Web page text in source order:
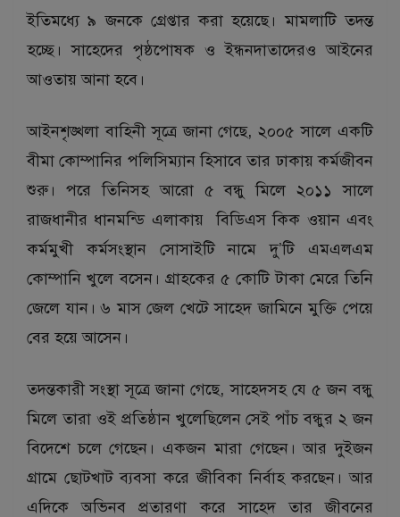
ইতিমধ্যে ৯ জনকে গ্রেপ্তার করা হয়েছে। মামলাটি তদন্ত
হচ্ছে। সাহেদের পৃষ্ঠপোষক ও ইন্ধনদাতাদেরও আইনের
আওতায় আনা হবে।
আইনশৃঙ্খলা বাহিনী সূত্রে জানা গেছে, ২০০৫ সালে একটি
বীমা কোম্পানির পলিসিম্যান হিসাবে তার ঢাকায় কর্মজীবন
শুরু। পরে তিনিসহ আরো ৫ বন্ধু মিলে ২০১১ সালে
রাজধানীর ধানমন্ডি এলাকায় বিডিএস কিক ওয়ান এবং
কর্মমুখী কর্মসংস্থান সোসাইটি নামে দু’টি এমএলএম
কোম্পানি খুলে বসেন। গ্রাহকের ৫ কোটি টাকা মেরে তিনি
জেলে যান। ৬ মাস জেল খেটে সাহেদ জামিনে মুক্তি পেয়ে
বের হয়ে আসেন।
তদন্তকারী সংস্থা সূত্রে জানা গেছে, সাহেদসহ যে ৫ জন বন্ধু
মিলে তারা ওই প্রতিষ্ঠান খুলেছিলেন সেই পাঁচ বন্ধুর ২ জন
বিদেশে চলে গেছেন। একজন মারা গেছেন। আর দুইজন
গ্রামে ছোটখাট ব্যবসা করে জীবিকা নির্বাহ করছেন। আর
এদিকে অভিনব প্রতারণা করে সাহেদ তার জীবনের